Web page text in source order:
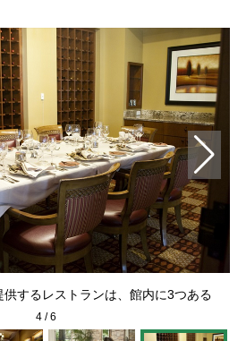
するレストランは、館内に3つある
4/6